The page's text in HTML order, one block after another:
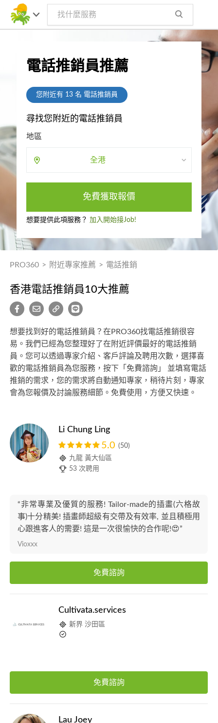
電話推銷員推薦
您附近有 13名 電話推銷員
尋找您附近的電話推銷員
地區
全港
免費獲取報價
想要提供此項服務？ 加入開始接Job!
PRO360 > 附近專家推薦 > 電話推銷
香港電話推銷員10大推薦
想要找到好的電話推銷員？在PRO360找電話推銷很容
易。我們已經為您整理好了在附近評價最好的電話推銷
員。您可以透過專家介紹、客戶評論及聘用次數，選擇喜
歡的電話推銷員為您服務，按下「免費諮詢」 並填寫電話
推銷的需求，您的需求將自動通知專家，稍待片刻，專家
會為您報價及討論服務細節。免費使用，方便又快速。
Li Chung Ling
5.0 (50)
九龍 黃大仙區
53 次聘用
“非常專業及優質的服務! Tailor-made的插畫(六格故
事)十分精美! 插畫師超級有交帶及有效率, 並且積極用
心跟進客人的需要! 這是一次很愉快的合作呢!😍”
Vioxxx
免費諮詢
Cultivata.services
新界 沙田區
免費諮詢
Lau Joey